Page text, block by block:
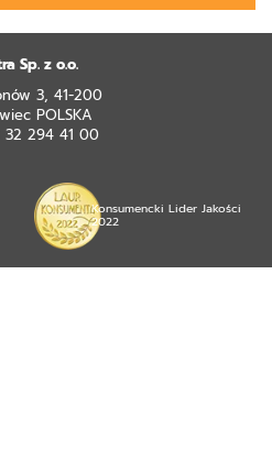
Sp. z o.o.
3, 41-200
POLSKA
32 294 41 00
Konsumencki Lider Jakości
2022